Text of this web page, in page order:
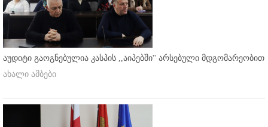
აუდიტი გაოგნებულია კასპის ,,აიპებში'' არსებული მდგომარეობით
ახალი ამბები